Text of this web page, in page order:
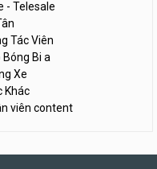
- Telesale
Tác Viên
Bóng Bi a
Xe
Khác
viên content